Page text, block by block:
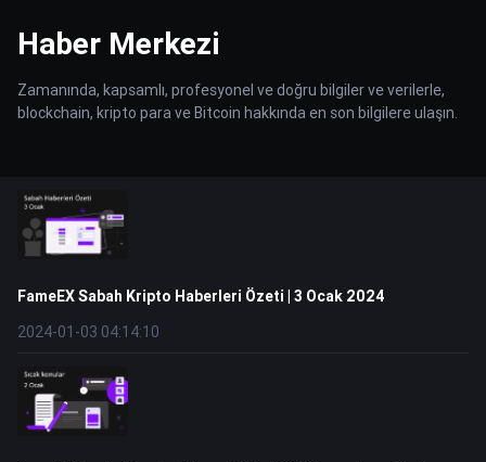
Haber Merkezi
Zamanında, kapsamlı, profesyonel ve doğru bilgiler ve verilerle,
blockchain, kripto para ve Bitcoin hakkında en son bilgilere ulaşın.
FameEX Sabah Kripto Haberleri Özeti | 3 Ocak 2024
2024-01-03 04:14:10